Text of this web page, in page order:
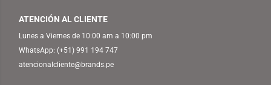
ATENCIÓN AL CLIENTE
Lunes a Viernes de 10:00 am a 10:00 pm
WhatsApp: (+51) 991 194 747
atencionalcliente@brands.pe